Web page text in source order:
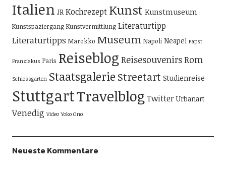
Italien JR Kochrezept Kunst Kunstmuseum
Kunstspaziergang Kunstvermittlung Literaturtipp
Literaturtipps Marokko Museum Napoli Neapel Papst
Franziskus Paris Reiseblog ReisesouvenirsRom
Schlossgarten Staatsgalerie Streetart Studienreise
StuttgartTravelblog Twitter Urbanart
Venedig Video Yoko Ono
Neueste Kommentare